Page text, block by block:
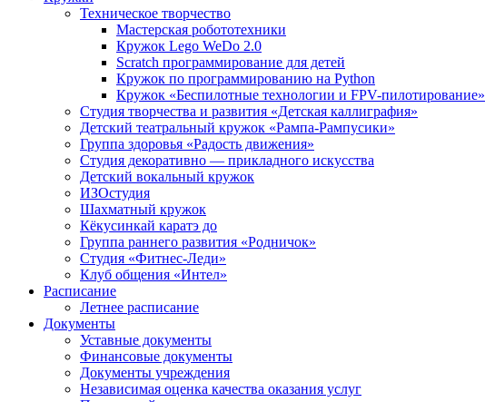
Техническое творчество
Мастерская робототехники
Кружок Lego WeDo 2.0
Scratch программирование для детей
Кружок по программированию на Python
Кружок «Беспилотные технологии и FPV-пилотирование»
Студия творчества и развития «Детская каллиграфия»
Детский театральный кружок «Рампа-Рампусики»
Группа здоровья «Радость движения»
Студия декоративно — прикладного искусства
Детский вокальный кружок
ИЗОстудия
Шахматный кружок
Кёкусинкай каратэ до
Группа раннего развития «Родничок»
Cтудия «Фитнес-Леди»
Клуб общения «Интел»
Расписание
Летнее расписание
Документы
Уставные документы
Финансовые документы
Документы учреждения
Независимая оценка качества оказания услуг